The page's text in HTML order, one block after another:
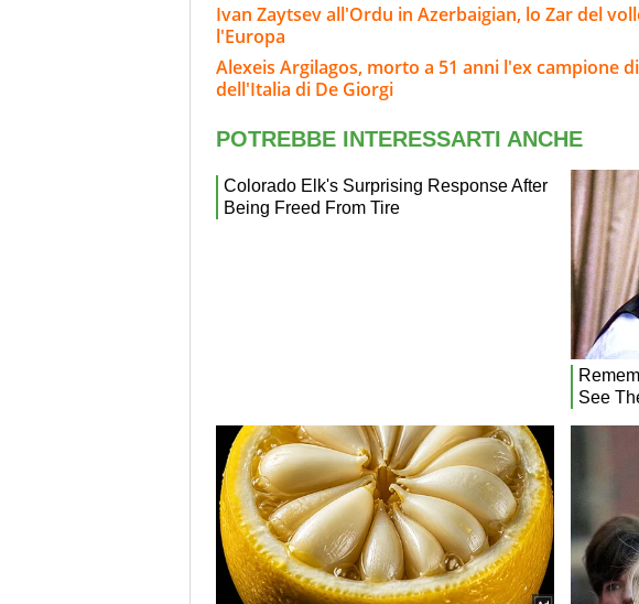
Ivan Zaytsev all'Ordu in Azerbaigian, lo Zar del
l'Europa
Alexeis Argilagos, morto a 51 anni l'ex campione
dell'Italia di De Giorgi